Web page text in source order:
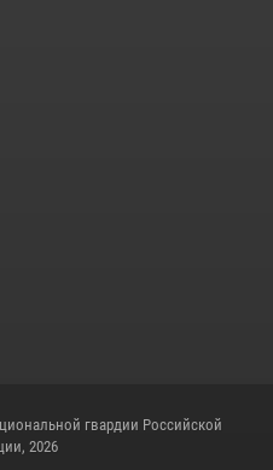
гвардии Российской
2026